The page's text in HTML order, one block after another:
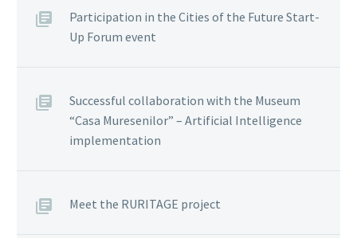
Participation in the Cities of the Future Start-
Up Forum event
Successful collaboration with the Museum
“Casa Muresenilor” – Artificial Intelligence
implementation
Meet the RURITAGE project